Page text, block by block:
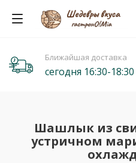
Ближайшая доставка
сегодня 16:30-18:30
Шашлык из
устричном